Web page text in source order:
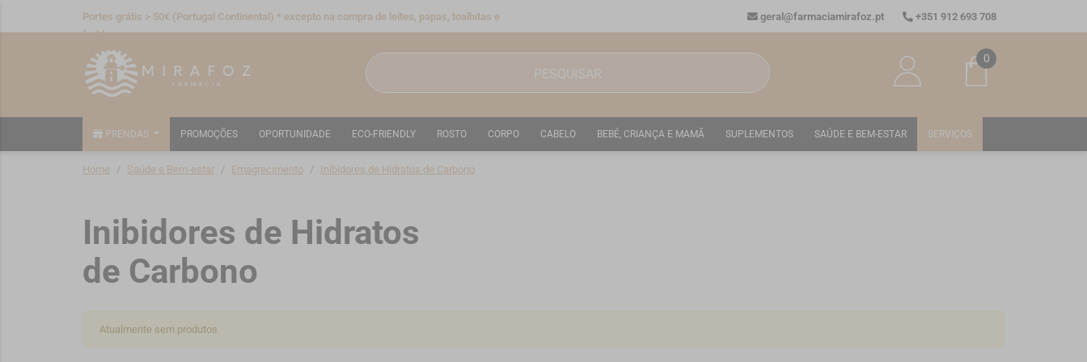
Portes grátis > 50€ (Portugal Continental) * excepto na compra de leites, papas, toalhitas e
fraldas
geral@farmaciamirafoz.pt +351 912 693 708
0
PRENDAS PROMOÇÕES OPORTUNIDADE ECO-FRIENDLY ROSTO CORPO CABELO BEBÉ, CRIANÇA E MAMÃ SUPLEMENTOS SAÚDE E BEM-ESTAR SERVIÇOS
Home Saúde e Bem-estar Emagrecimento Inibidores de Hidratos de Carbono
Inibidores de Hidratos
de Carbono
Atualmente sem produtos